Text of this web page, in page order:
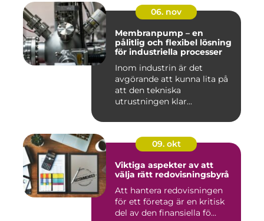
06. nov
Membranpump – en
pålitlig och flexibel lösning
för industriella processer
Inom industrin är det
avgörande att kunna lita på
att den tekniska
utrustningen klar...
09. okt
Viktiga aspekter av att
välja rätt redovisningsbyrå
Att hantera redovisningen
för ett företag är en kritisk
del av den finansiella fö...